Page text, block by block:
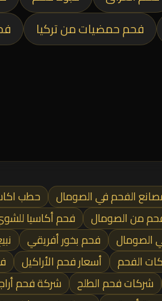
فحم حمضيات من تركيا
الفحم في الصومال حطب
من الصومال فحم أكاسيا
الصومال فحم بخور أفريقي
الفحم أسعار فحم الأراكيل
شركات فحم الطلح شركة فحم